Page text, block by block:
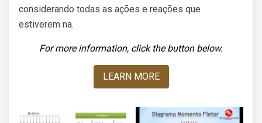
considerando todas as ações e reações que
estiverem na.
For more information, click the button below.
LEARN MORE